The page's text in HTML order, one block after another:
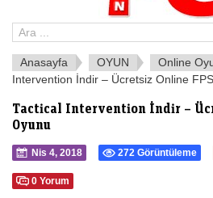
Anasayfa OYUN Online
Intervention İndir – Ücretsiz Online
Tactical Intervention İndir –
Oyunu
Nis 4, 2018 272 Görüntüleme
0 Yorum